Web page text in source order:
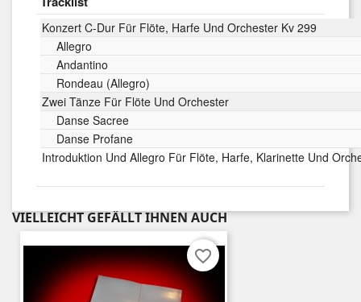
Konzert C-Dur Für Flöte, Harfe Und Orchester Kv 299
Allegro
Andantino
Rondeau (Allegro)
Zwei Tänze Für Flöte Und Orchester
Danse Sacree
Danse Profane
Introduktion Und Allegro Für Flöte, Harfe, Klarinette Und
VIELLEICHT GEFÄLLT IHNEN AUCH
favorite_border